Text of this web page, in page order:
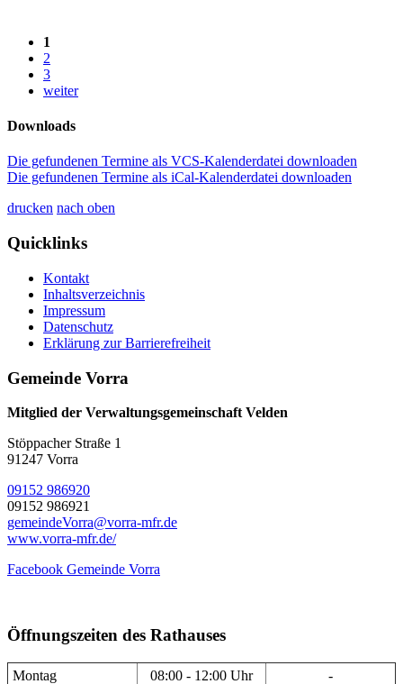
1
2
3
weiter
Downloads
Die gefundenen Termine als VCS-Kalenderdatei downloaden
Die gefundenen Termine als iCal-Kalenderdatei downloaden
drucken nach oben
Quicklinks
Kontakt
Inhaltsverzeichnis
Impressum
Datenschutz
Erklärung zur Barrierefreiheit
Gemeinde Vorra
Mitglied der Verwaltungsgemeinschaft Velden
Stöppacher Straße 1
91247 Vorra
09152 986920
09152 986921
gemeindeVorra@vorra-mfr.de
www.vorra-mfr.de/
Facebook Gemeinde Vorra
Öffnungszeiten des Rathauses
Montag 08:00 - 12:00 Uhr
-